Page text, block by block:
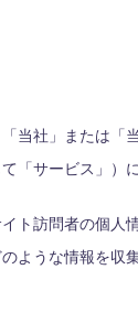
当社」または
「サービス」）
訪問者の個
ような情報を